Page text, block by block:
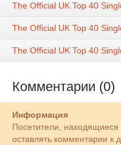
The Official UK Top 40
The Official UK Top 40
The Official UK Top 40
Комментарии (0)
Информация
Посетители, находящиеся
оставлять комментарии к